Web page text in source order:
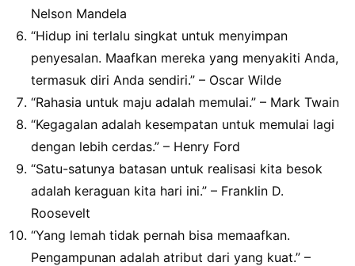
Nelson Mandela
“Hidup ini terlalu singkat untuk menyimpan
penyesalan. Maafkan mereka yang menyakiti Anda,
termasuk diri Anda sendiri.” – Oscar Wilde
“Rahasia untuk maju adalah memulai.” – Mark Twain
“Kegagalan adalah kesempatan untuk memulai lagi
dengan lebih cerdas.” – Henry Ford
“Satu-satunya batasan untuk realisasi kita besok
adalah keraguan kita hari ini.” – Franklin D.
Roosevelt
“Yang lemah tidak pernah bisa memaafkan.
Pengampunan adalah atribut dari yang kuat.” –